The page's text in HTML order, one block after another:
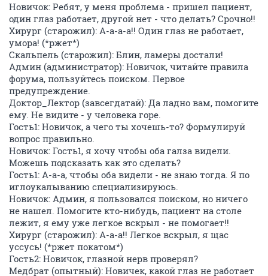
Новичок: Ребят, у меня проблема - пришел пациент,
один глаз работает, другой нет - что делать? Срочно!!
Хирург (старожил): А-а-а-а!! Один глаз не работает,
умора! (*ржет*)
Скальпель (старожил): Блин, ламеры достали!
Админ (администратор): Новичок, читайте правила
форума, пользуйтесь поиском. Первое
предупреждение.
Доктор_Лектор (завсегдатай): Да ладно вам, помогите
ему. Не видите - у человека горе.
Гость1: Новичок, а чего ты хочешь-то? Формулируй
вопрос правильно.
Новичок: Гость1, я хочу чтобы оба галза видели.
Можешь подсказать как это сделать?
Гость1: А-а-а, чтобы оба видели - не знаю тогда. Я по
иглоукалыванию специализируюсь.
Новичок: Админ, я пользовался поиском, но ничего
не нашел. Помогите кто-нибудь, пациент на столе
лежит, я ему уже легкое вскрыл - не помогает!!
Хирург (старожил): А-а-а!! Легкое вскрыл, я щас
уссусь! (*ржет покатом*)
Гость2: Новичок, глазной нерв проверял?
Медбрат (опытный): Новичек, какой глаз не работает